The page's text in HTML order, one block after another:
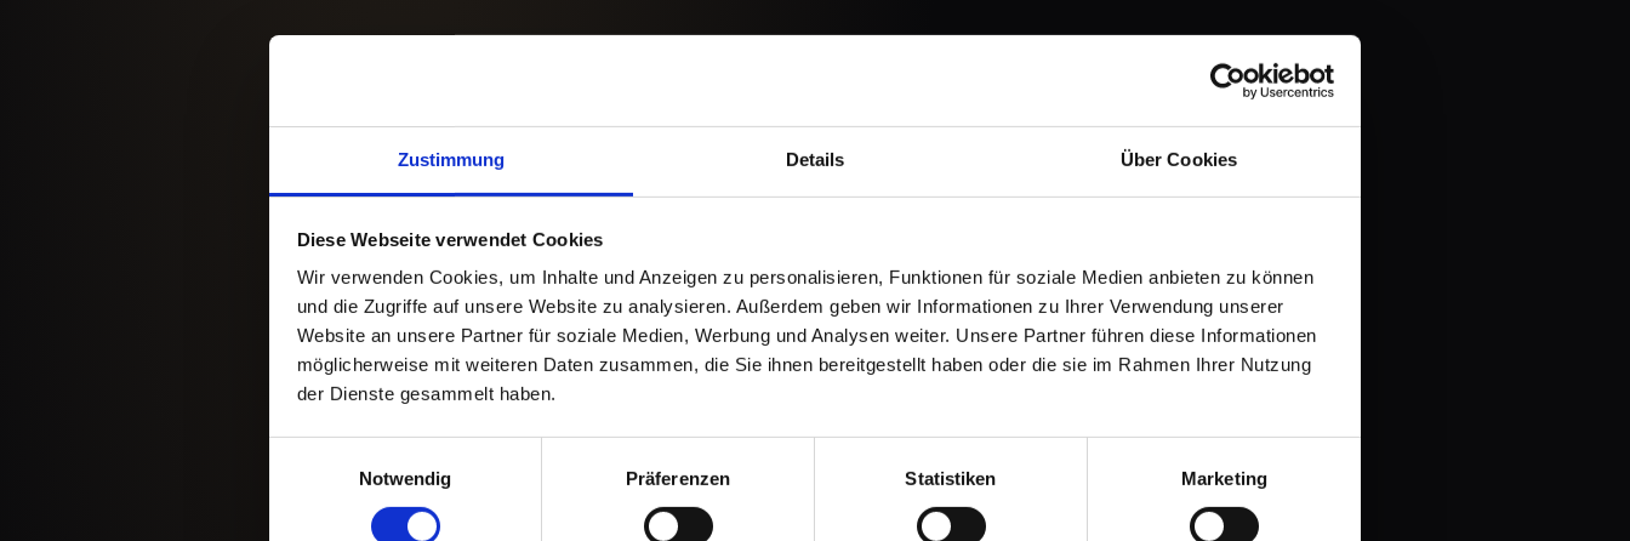
Zustimmung Details Über Cookies
Diese Webseite verwendet Cookies
Wir verwenden Cookies, um Inhalte und Anzeigen zu personalisieren, Funktionen für soziale Medien anbieten zu können
und die Zugriffe auf unsere Website zu analysieren. Außerdem geben wir Informationen zu Ihrer Verwendung unserer
Website an unsere Partner für soziale Medien, Werbung und Analysen weiter. Unsere Partner führen diese Informationen
möglicherweise mit weiteren Daten zusammen, die Sie ihnen bereitgestellt haben oder die sie im Rahmen Ihrer Nutzung
der Dienste gesammelt haben.
Notwendig
Präferenzen Statistiken Marketing